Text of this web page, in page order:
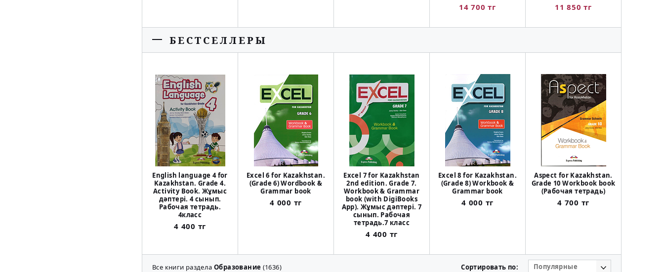
14 700 тг
11 850 тг
БЕСТСЕЛЛЕРЫ
English language 4 for
Kazakhstan. Grade 4.
Activity Book. Жұмыс
дәптері. 4 сынып.
Рабочая тетрадь.
4класс
4 400 тг
Excel 6 for Kazakhstan.
(Grade 6) Wordbook &
Grammar book
4 000 тг
Excel 7 for Kazakhstan
2nd edition. Grade 7.
Workbook & Grammar
book (with DigiBooks
App). Жұмыс дәптері. 7
сынып. Рабочая
тетрадь.7 класс
4 400 тг
Excel 8 for Kazakhstan.
(Grade 8) Workbook &
Grammar book
4 000 тг
Aspect for Kazakhstan.
Grade 10 Workbook book
(Рабочая тетрадь)
4 700 тг
Все книги разделаОбразование (1636) Сортировать по: Популярные